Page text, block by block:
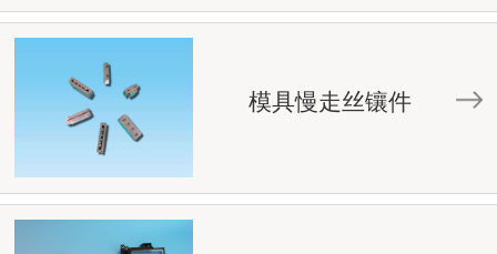
模具慢走丝镶件